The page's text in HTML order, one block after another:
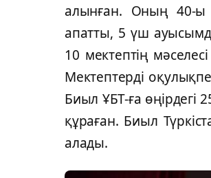
алынған. Оның 40-ы
апатты, 5 үш
10 мектептің
Мектептерді
Биыл ҰБТ-ға өңірдегі
құраған. Биыл
алады.